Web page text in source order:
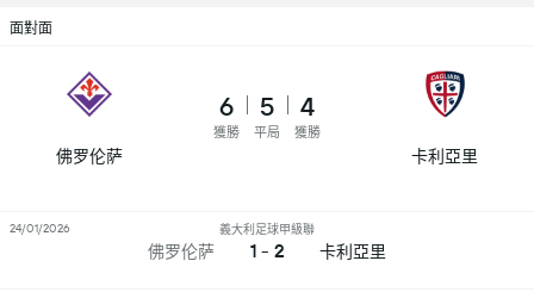
面對面
佛罗伦萨
6
獲勝
5
平局
4
獲勝
卡利亞里
佛罗伦萨
義大利足球甲級聯
1 - 2 卡利亞里
24/01/2026